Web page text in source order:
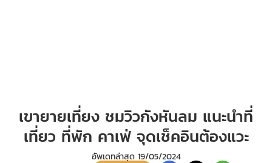
เขายายเที่ยง ชมวิวกังหันลม แนะนำที่
เที่ยว ที่พัก คาเฟ่ จุดเช็คอินต้องแวะ
อัพเดทล่าสุด 19/05/2024